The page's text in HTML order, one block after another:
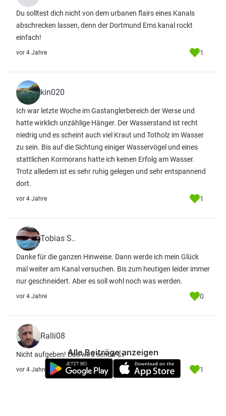
Du solltest dich nicht von dem urbanen flairs eines Kanals
abschrecken lassen, denn der Dortmund Ems kanal rockt
einfach!
vor 4 Jahre 1
kin020
Ich war letzte Woche im Gastanglerbereich der Werse und
hatte wirklich unzählige Hänger. Der Wasserstand ist recht
niedrig und es scheint auch viel Kraut und Totholz im Wasser
zu sein. Bis auf die Sichtung einiger Wasservögel und eines
stattlichen Kormorans hatte ich keinen Erfolg am Wasser.
Trotz alledem ist es sehr ruhig gelegen und sehr entspannend
dort.
vor 4 Jahre 1
Tobias S..
Danke für die ganzen Hinweise. Dann werde ich mein Glück
mal weiter am Kanal versuchen. Bis zum heutigen leider immer
nur geschneidert. Aber es soll wohl noch was werden.
vor 4 Jahre 0
Ralli08
Nicht aufgeben! Das wird schon 👍
vor 4 Jahre 1
Alle Beiträge anzeigen